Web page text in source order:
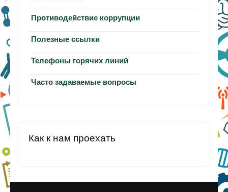
Противодействие коррупции
Полезные ссылки
Телефоны горячих линий
Часто задаваемые вопросы
Как к нам проехать